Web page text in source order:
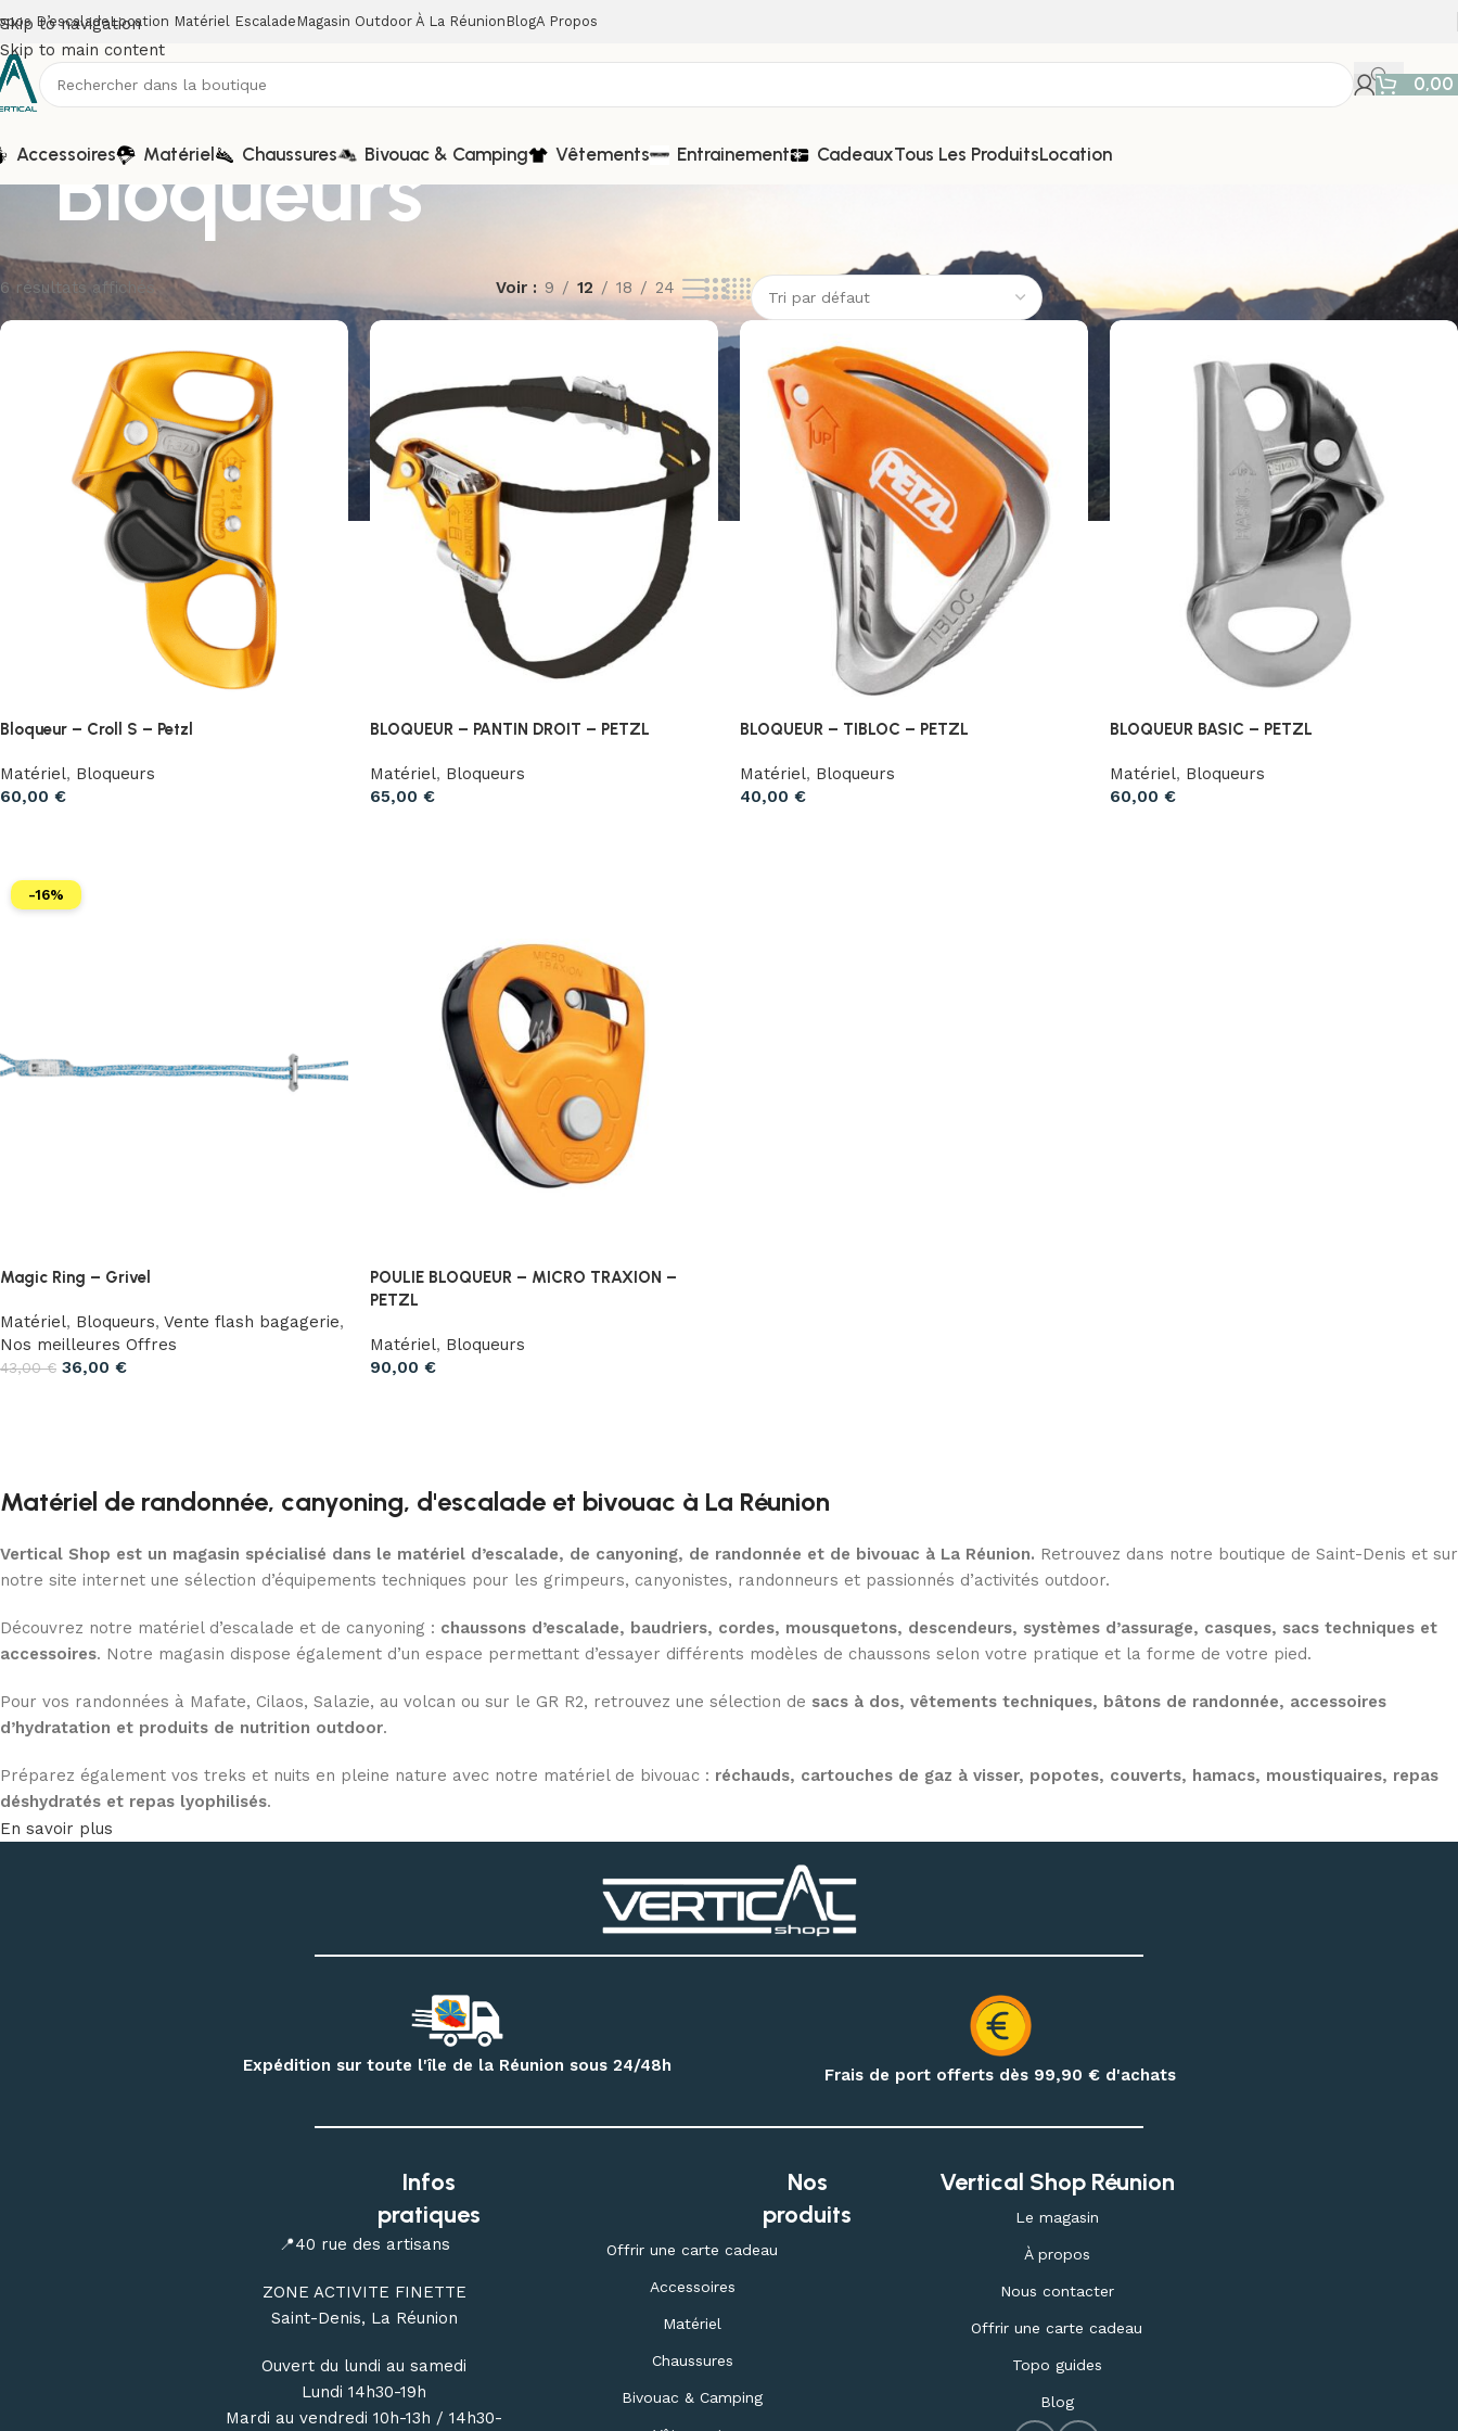
Skip to navigation
Skip to main content
D’escaladeLocation Matériel Escalade Magasin Outdoor À La Réunion BlogA Propos
0,00
Accessoires Matériel Chaussures Bivouac & Camping Vêtements Entrainement CadeauxTous Les ProduitsLocation
Bloqueurs
6 résultats affichés Voir 9 12 18 24
Bloqueur – Croll S – Petzl
Matériel, Bloqueurs
60,00 €
BLOQUEUR – PANTIN DROIT – PETZL
Matériel, Bloqueurs
65,00 €
BLOQUEUR – TIBLOC – PETZL
Matériel, Bloqueurs
40,00 €
BLOQUEUR BASIC – PETZL
Matériel, Bloqueurs
60,00 €
-16%
Magic Ring – Grivel
Matériel, Bloqueurs, Vente flash bagagerie,
Nos meilleures Offres
43,00€ 36,00 €
POULIE BLOQUEUR – MICRO TRAXION –
PETZL
Matériel, Bloqueurs
90,00 €
Matériel de randonnée, canyoning, d'escalade et bivouac à La Réunion
Vertical Shop est un magasin spécialisé dans le matériel d’escalade, de canyoning, de randonnée et de bivouac à La Réunion. Retrouvez dans notre boutique de Saint-Denis et sur
notre site internet une sélection d’équipements techniques pour les grimpeurs, canyonistes, randonneurs et passionnés d’activités outdoor.
Découvrez notre matériel d’escalade et de canyoning : chaussons d’escalade, baudriers, cordes, mousquetons, descendeurs, systèmes d’assurage, casques, sacs techniques et
accessoires. Notre magasin dispose également d’un espace permettant d’essayer différents modèles de chaussons selon votre pratique et la forme de votre pied.
Pour vos randonnées à Mafate, Cilaos, Salazie, au volcan ou sur le GR R2, retrouvez une sélection de sacs à dos, vêtements techniques, bâtons de randonnée, accessoires
d’hydratation et produits de nutrition outdoor.
Préparez également vos treks et nuits en pleine nature avec notre matériel de bivouac : réchauds, cartouches de gaz à visser, popotes, couverts, hamacs, moustiquaires, repas
déshydratés et repas lyophilisés.
En savoir plus
Expédition sur toute l'île de la Réunion sous 24/48h
Frais de port offerts dès 99,90€ d'achats
Infos
pratiques
📍40 rue des artisans
ZONE ACTIVITE FINETTE
Saint-Denis, La Réunion
Ouvert du lundi au samedi
Lundi 14h30-19h
Mardi au vendredi 10h-13h / 14h30-
Nos
produits
Offrir une carte cadeau
Accessoires
Matériel
Chaussures
Bivouac & Camping
Vertical Shop Réunion
Le magasin
À propos
Nous contacter
Offrir une carte cadeau
Topo guides
Blog